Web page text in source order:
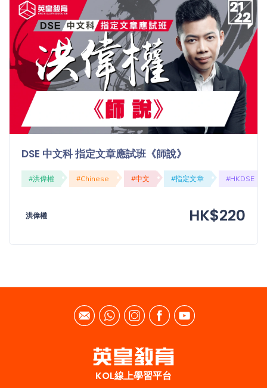
DSE 中文科 指定文章應試班《師說》
#洪偉權 #Chinese #中文 #指定文章 #HKDSE
洪偉權 HK$220
KOL線上學習平台